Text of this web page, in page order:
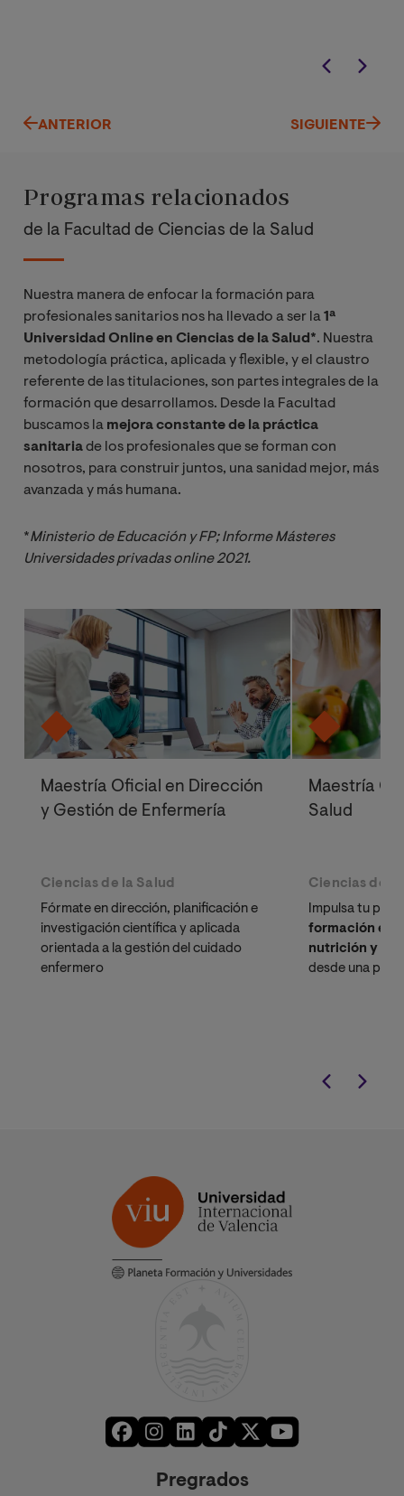
Vistahermosa
ANTERIOR SIGUIENTE
Programas relacionados
de la Facultad de Ciencias de la Salud
Nuestra manera de enfocar la formación para
profesionales sanitarios nos ha llevado a ser la1ª
Universidad Online en Ciencias de la Salud*. Nuestra
metodología práctica, aplicada y flexible, y el claustro
referente de las titulaciones, son partes integrales de la
formación que desarrollamos. Desde la Facultad
buscamos la mejora constante de la práctica
sanitariade los profesionales que se forman con
nosotros, para construir juntos, una sanidad mejor, más
avanzada y más humana.
*Ministerio de Educación y FP; Informe Másteres
Universidades privadas online 2021.
Maestría Oficial en Dirección
y Gestión de Enfermería
Ciencias de la Salud
Fórmate en dirección, planificación e
investigación científica y aplicada
orientada a la gestión del cuidado
enfermero
Maestría
Salud
Ciencias de
Impulsa tu
formación
nutrición y
desde una
Pregrados